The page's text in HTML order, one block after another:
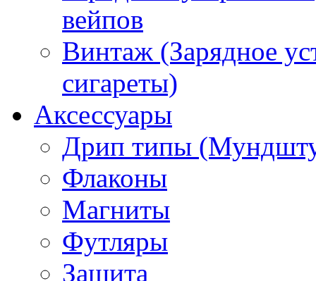
вейпов
Винтаж (Зарядное
сигареты)
Аксессуары
Дрип типы
Флаконы
Магниты
Футляры
Защита